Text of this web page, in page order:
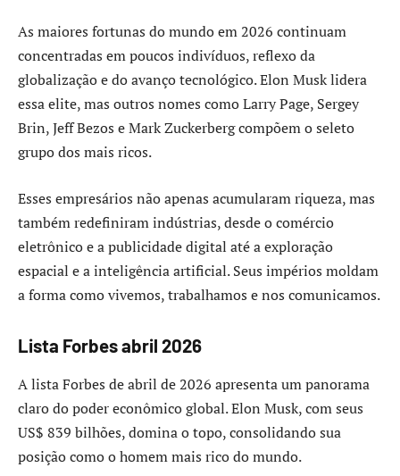
As maiores fortunas do mundo em 2026 continuam
concentradas em poucos indivíduos, reflexo da
globalização e do avanço tecnológico. Elon Musk lidera
essa elite, mas outros nomes como Larry Page, Sergey
Brin, Jeff Bezos e Mark Zuckerberg compõem o seleto
grupo dos mais ricos.
Esses empresários não apenas acumularam riqueza, mas
também redefiniram indústrias, desde o comércio
eletrônico e a publicidade digital até a exploração
espacial e a inteligência artificial. Seus impérios moldam
a forma como vivemos, trabalhamos e nos comunicamos.
Lista Forbes abril 2026
A lista Forbes de abril de 2026 apresenta um panorama
claro do poder econômico global. Elon Musk, com seus
US$ 839 bilhões, domina o topo, consolidando sua
posição como o homem mais rico do mundo.